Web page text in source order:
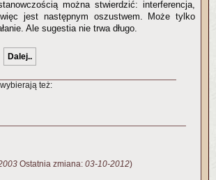
można stwierdzić: interferencja,
jest następnym oszustwem. Może tylko
Ale sugestia nie trwa długo.
Dalej..
też:
Ostatnia zmiana: 03-10-2012)